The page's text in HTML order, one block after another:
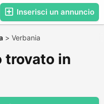
Inserisci un annuncio
> Verbania
trovato in